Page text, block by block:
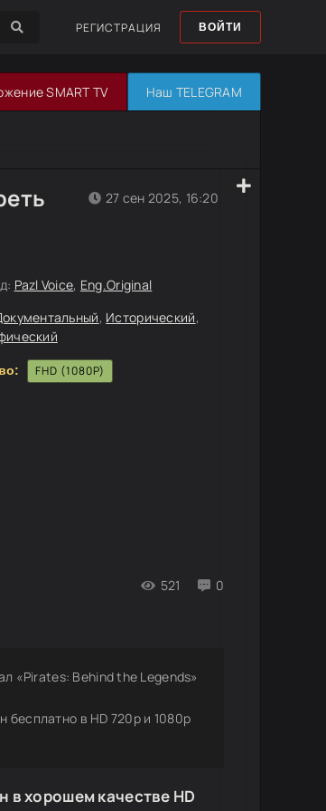
РЕГИСТРАЦИЯ ВОЙТИ
SMART TV Наш TELEGRAM
521 0
27 сен 2025, 16:20
Pazl Voice, Eng.Original
, Исторический,
FHD (1080P)
«Pirates: Behind the Legends»
бесплатно в HD 720p и 1080p
в хорошем качестве HD